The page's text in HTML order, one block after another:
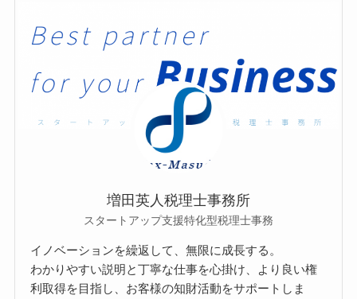
増田英人税理士事務所
スタートアップ支援特化型税理士事務
イノベーションを繰返して、無限に成長する。
わかりやすい説明と丁寧な仕事を心掛け、より良い権
利取得を目指し、お客様の知財活動をサポートしま